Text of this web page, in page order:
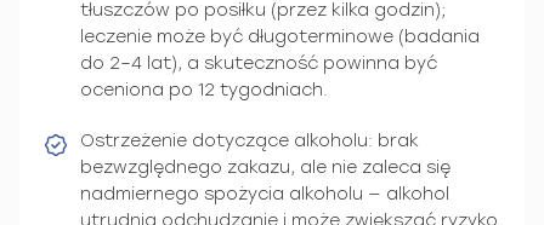
tłuszczów po posiłku (przez kilka godzin);
leczenie może być długoterminowe (badania
do 2–4 lat), a skuteczność powinna być
oceniona po 12 tygodniach.
Ostrzeżenie dotyczące alkoholu: brak
bezwzględnego zakazu, ale nie zaleca się
nadmiernego spożycia alkoholu — alkohol
utrudnia odchudzanie i może zwiększać ryzyko